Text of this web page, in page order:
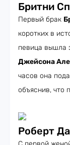
Бритни
Первый брак
коротких в
певица вышла
Джейсона
часов она
объяснив, что
Роберт